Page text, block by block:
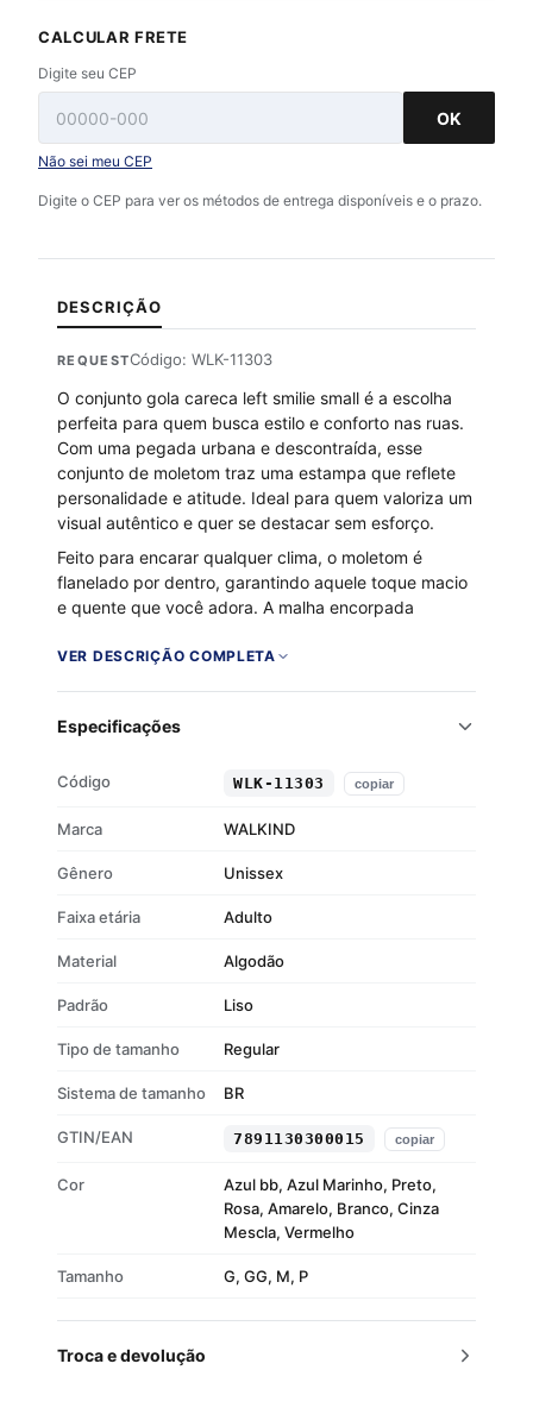
CALCULAR FRETE
Digite seu CEP
OK
Não sei meu CEP
Digite o CEP para ver os métodos de entrega disponíveis e o prazo.
DESCRIÇÃO
REQUESTCódigo: WLK-11303
O conjunto gola careca left smilie small é a escolha
perfeita para quem busca estilo e conforto nas ruas.
Com uma pegada urbana e descontraída, esse
conjunto de moletom traz uma estampa que reflete
personalidade e atitude. Ideal para quem valoriza um
visual autêntico e quer se destacar sem esforço.
Feito para encarar qualquer clima, o moletom é
flanelado por dentro, garantindo aquele toque macio
e quente que você adora. A malha encorpada
enquanto a mistura de algodão e poliéster
Flanelado por dentro para maior conforto
Estilo urbano com estampa única
VER DESCRIÇÃO COMPLETA
Especificações
Código WLK-11303 copiar
Marca WALKIND
Gênero Unissex
Faixa etária Adulto
Material Algodão
Padrão Liso
Tipo de tamanho Regular
Sistema de tamanho BR
GTIN/EAN 7891130300015 copiar
Cor
Azul bb, Azul Marinho, Preto,
Rosa, Amarelo, Branco, Cinza
Mescla, Vermelho
Tamanho G, GG, M, P
Troca e devolução